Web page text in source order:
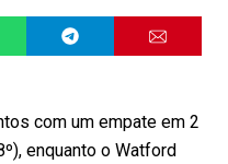
com um empate em 2
enquanto o Watford